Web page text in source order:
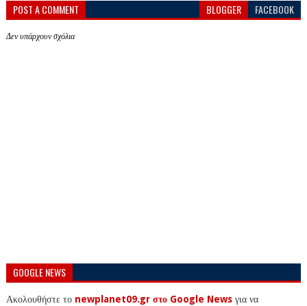
POST A COMMENT BLOGGER FACEBOOK
Δεν υπάρχουν σχόλια
GOOGLE NEWS
Ακολουθήστε το newplanet09.gr στο Google Newsγια να